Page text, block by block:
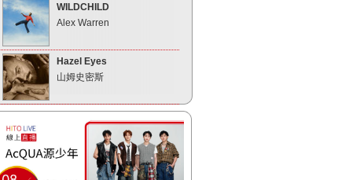
(宜蘭)
翹班DJ-維多
【Next】
(宜蘭)午茶DJ-SoWhat
【HitFm正在進行】
WILDCHILD
Alex Warren
Hazel Eyes
山姆史密斯